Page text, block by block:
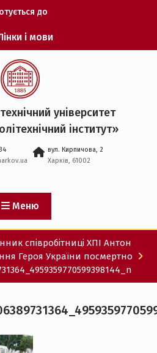
до
ХПІ
на
про
з ДержНДІ
України
обговорили
українсько-
і мови
університет
iнститут»
вул. Кирпичова, 2
Харків, 61002
Меню
співробітниці ХПІ Антон
Героя України посмертно